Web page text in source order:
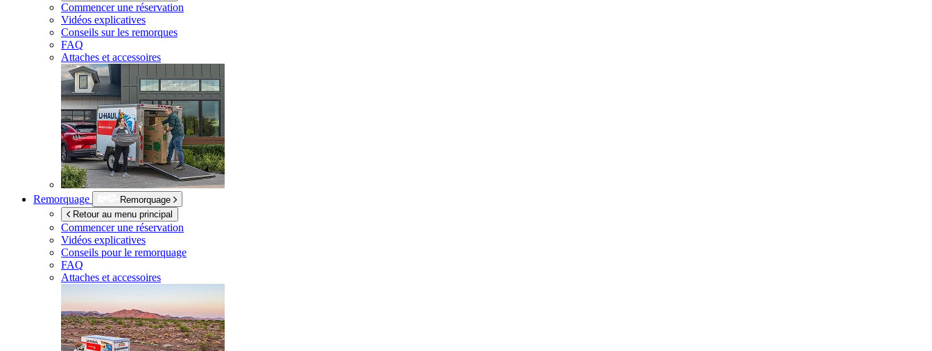
Commencer une réservation
Vidéos explicatives
Conseils sur les remorques
FAQ
Attaches et accessoires
Remorquage
Remorquage
Retour au menu principal
Commencer une réservation
Vidéos explicatives
Conseils pour le remorquage
FAQ
Attaches et accessoires